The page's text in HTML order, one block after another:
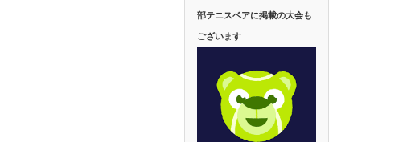
部テニスベアに掲載の大会も
ございます